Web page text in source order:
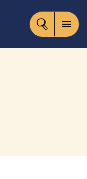
CONTENU
menu